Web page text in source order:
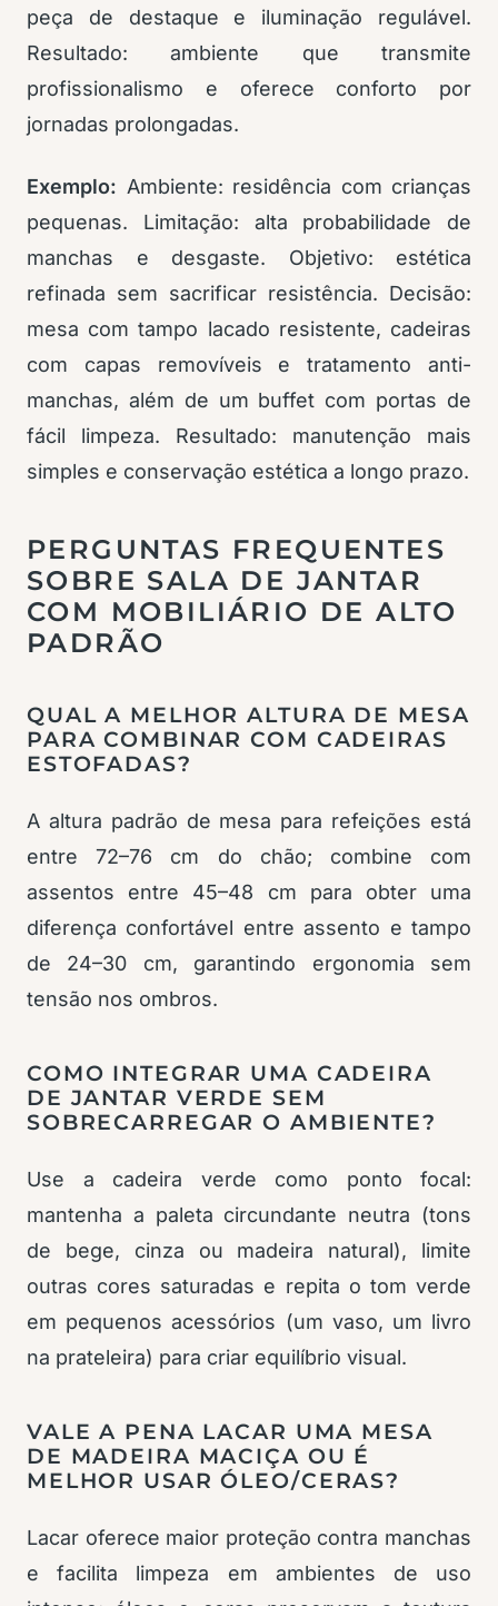
peça de destaque e iluminação regulável.
Resultado: ambiente que transmite
profissionalismo e oferece conforto por
jornadas prolongadas.
Exemplo: Ambiente: residência com crianças
pequenas. Limitação: alta probabilidade de
manchas e desgaste. Objetivo: estética
refinada sem sacrificar resistência. Decisão:
mesa com tampo lacado resistente, cadeiras
com capas removíveis e tratamento anti-
manchas, além de um buffet com portas de
fácil limpeza. Resultado: manutenção mais
simples e conservação estética a longo prazo.
PERGUNTAS FREQUENTES
SOBRE SALA DE JANTAR
COM MOBILIÁRIO DE ALTO
PADRÃO
QUAL A MELHOR ALTURA DE MESA
PARA COMBINAR COM CADEIRAS
ESTOFADAS?
A altura padrão de mesa para refeições está
entre 72–76 cm do chão; combine com
assentos entre 45–48 cm para obter uma
diferença confortável entre assento e tampo
de 24–30 cm, garantindo ergonomia sem
tensão nos ombros.
COMO INTEGRAR UMA CADEIRA
DE JANTAR VERDE SEM
SOBRECARREGAR O AMBIENTE?
Use a cadeira verde como ponto focal:
mantenha a paleta circundante neutra (tons
de bege, cinza ou madeira natural), limite
outras cores saturadas e repita o tom verde
em pequenos acessórios (um vaso, um livro
na prateleira) para criar equilíbrio visual.
VALE A PENA LACAR UMA MESA
DE MADEIRA MACIÇA OU É
MELHOR USAR ÓLEO/CERAS?
Lacar oferece maior proteção contra manchas
e facilita limpeza em ambientes de uso